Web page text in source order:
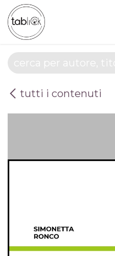
Passa al contenuto
tutti i contenuti